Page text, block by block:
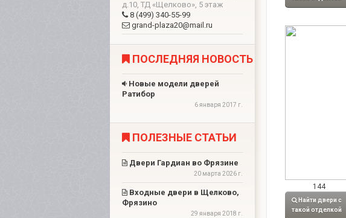
д.10, ТД «Щелково», 5 этаж
8 (499) 340-55-99
grand-plaza20@mail.ru
ПОСЛЕДНЯЯ НОВОСТЬ
Новые модели дверей
Ратибор
6 января 2017 г.
ПОЛЕЗНЫЕ СТАТЬИ
Двери Гардиан во Фрязине
20 марта 2026 г.
Входные двери в Щелково,
Фрязино
29 января 2018 г.
144
Найти двери с
такой отделкой